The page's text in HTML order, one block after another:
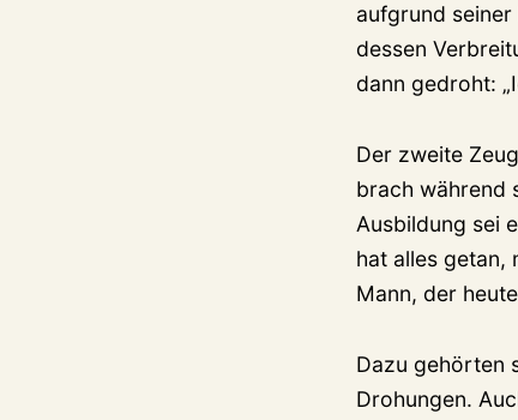
aufgrund
dessen
dann gedroht:
Der zweite
brach während
Ausbildung sei
hat alles getan,
Mann, der
Dazu gehörten
Drohungen.